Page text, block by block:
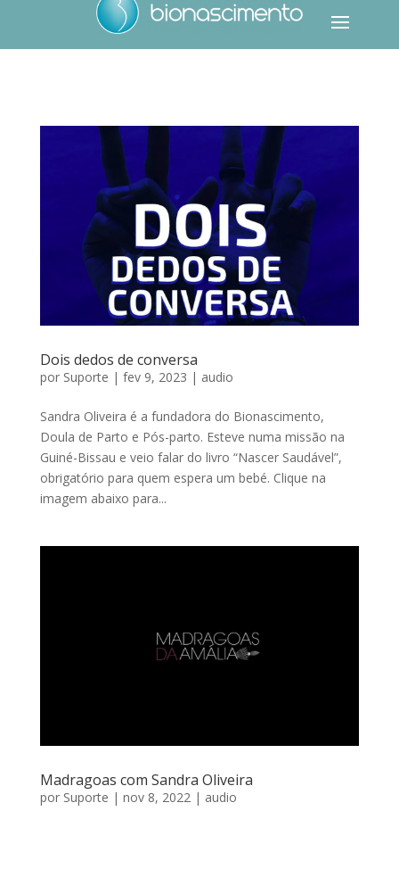
Dois dedos de conversa
por Suporte | fev 9, 2023 | audio
Sandra Oliveira é a fundadora do Bionascimento,
Doula de Parto e Pós-parto. Esteve numa missão na
Guiné-Bissau e veio falar do livro “Nascer Saudável”,
obrigatório para quem espera um bebé. Clique na
imagem abaixo para...
Madragoas com Sandra Oliveira
por Suporte | nov 8, 2022| audio